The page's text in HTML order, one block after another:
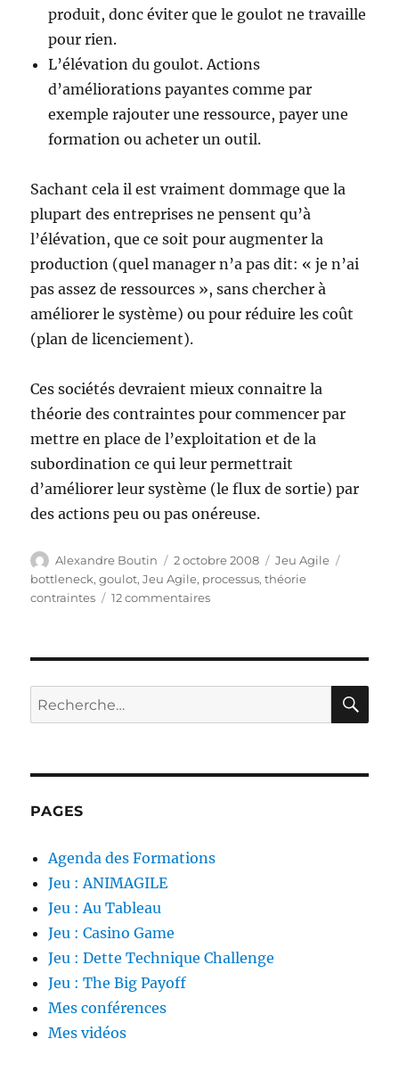
produit, donc éviter que le goulot ne travaille
pour rien.
L’élévation du goulot. Actions
d’améliorations payantes comme par
exemple rajouter une ressource, payer une
formation ou acheter un outil.
Sachant cela il est vraiment dommage que la
plupart des entreprises ne pensent qu’à
l’élévation, que ce soit pour augmenter la
production (quel manager n’a pas dit: « je n’ai
pas assez de ressources », sans chercher à
améliorer le système) ou pour réduire les coût
(plan de licenciement).
Ces sociétés devraient mieux connaitre la
théorie des contraintes pour commencer par
mettre en place de l’exploitation et de la
subordination ce qui leur permettrait
d’améliorer leur système (le flux de sortie) par
des actions peu ou pas onéreuse.
Auteur
Alexandre Boutin
Publié
le
2 octobre 2008 Catégories
Jeu Agile
bottleneck,goulot,Jeu Agile, processus,théorie
contraintes
12 commentairessur
Recherche
pour :
PAGES
Agenda des Formations
Jeu : ANIMAGILE
Jeu : Au Tableau
Jeu : Casino Game
Jeu : Dette Technique Challenge
Jeu : The Big Payoff
Mes conférences
Mes vidéos